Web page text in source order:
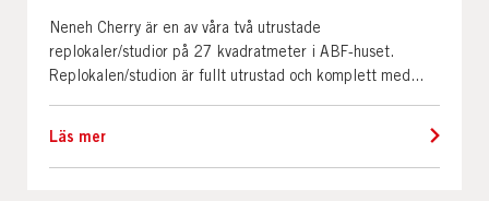
Neneh Cherry är en av våra två utrustade
replokaler/studior på 27 kvadratmeter i ABF-huset.
Replokalen/studion är fullt utrustad och komplett med...
Läs mer